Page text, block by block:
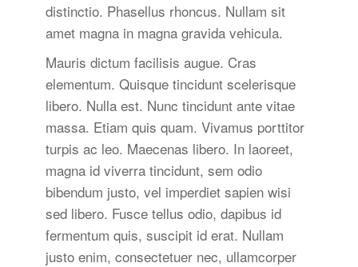
distinctio. Phasellus rhoncus. Nullam sit
amet magna in magna gravida vehicula.
Mauris dictum facilisis augue. Cras
elementum. Quisque tincidunt scelerisque
libero. Nulla est. Nunc tincidunt ante vitae
massa. Etiam quis quam. Vivamus porttitor
turpis ac leo. Maecenas libero. In laoreet,
magna id viverra tincidunt, sem odio
bibendum justo, vel imperdiet sapien wisi
sed libero. Fusce tellus odio, dapibus id
fermentum quis, suscipit id erat. Nullam
justo enim, consectetuer nec, ullamcorper